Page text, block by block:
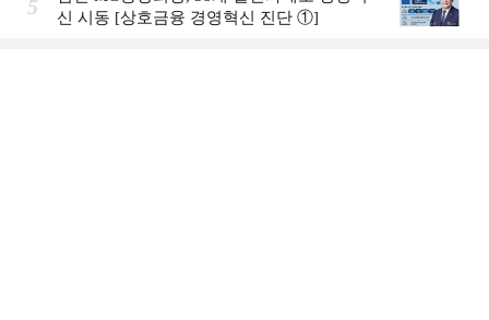
5
신 시동 [상호금융 경영혁신 진단 ①]